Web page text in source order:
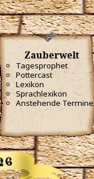
Zauberwelt
Tagesprophet
Pottercast
Lexikon
Sprachlexikon
Anstehende Termine